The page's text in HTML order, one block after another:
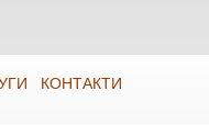
КОНТАКТИ